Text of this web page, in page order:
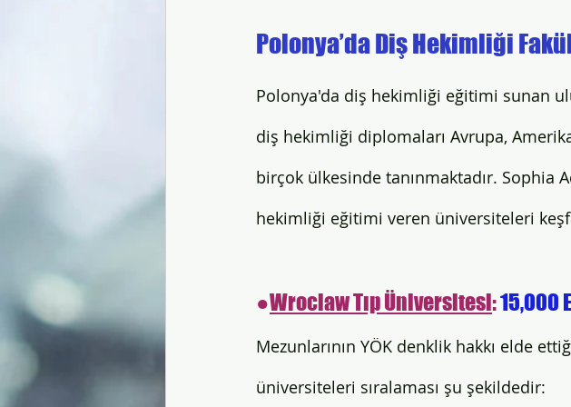
Polonya’da Diş Hekimliği
Polonya'da diş hekimliği eğitimi sunan
diş hekimliği diplomaları Avrupa,
birçok ülkesinde tanınmaktadır. Sophia
hekimliği eğitimi veren üniversiteleri
●Wroclaw Tıp Üniversitesi: 15,000
Mezunlarının YÖK denklik hakkı elde
üniversiteleri sıralaması şu şekildedir: